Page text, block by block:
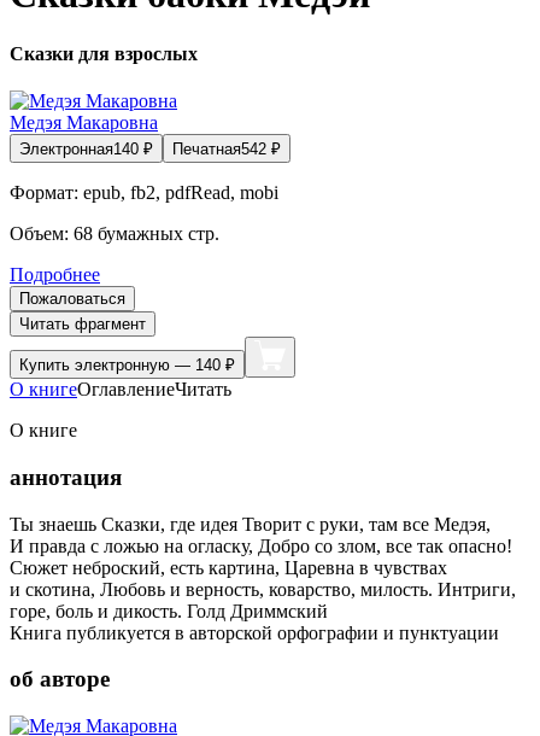
Сказки для взрослых
Медэя Макаровна
Электронная140 ₽ Печатная542 ₽
Формат: epub, fb2, pdfRead, mobi
Объем: 68 бумажных стр.
Подробнее
Пожаловаться
Читать фрагмент
Купить электронную — 140 ₽
О книгеОглавлениеЧитать
О книге
аннотация
Ты знаешь Сказки, где идея Творит с руки, там все Медэя,
И правда с ложью на огласку, Добро со злом, все так опасно!
Сюжет неброский, есть картина, Царевна в чувствах
и скотина, Любовь и верность, коварство, милость. Интриги,
горе, боль и дикость. Голд Дриммский
Книга публикуется в авторской орфографии и пунктуации
об авторе